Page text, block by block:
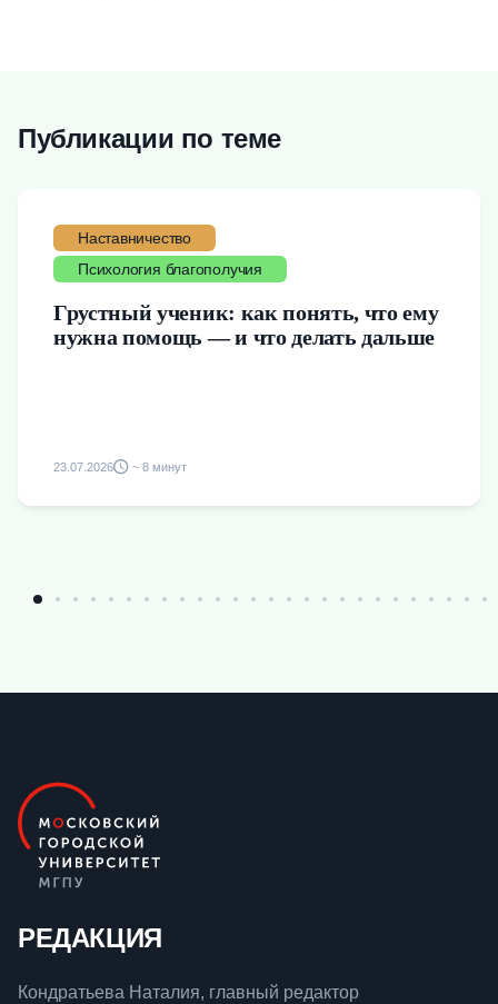
Публикации по теме
Наставничество
Психология благополучия
Грустный ученик: как понять, что ему
нужна помощь — и что делать дальше
23.07.2026 ~ 8 минут
РЕДАКЦИЯ
Кондратьева Наталия, главный редактор